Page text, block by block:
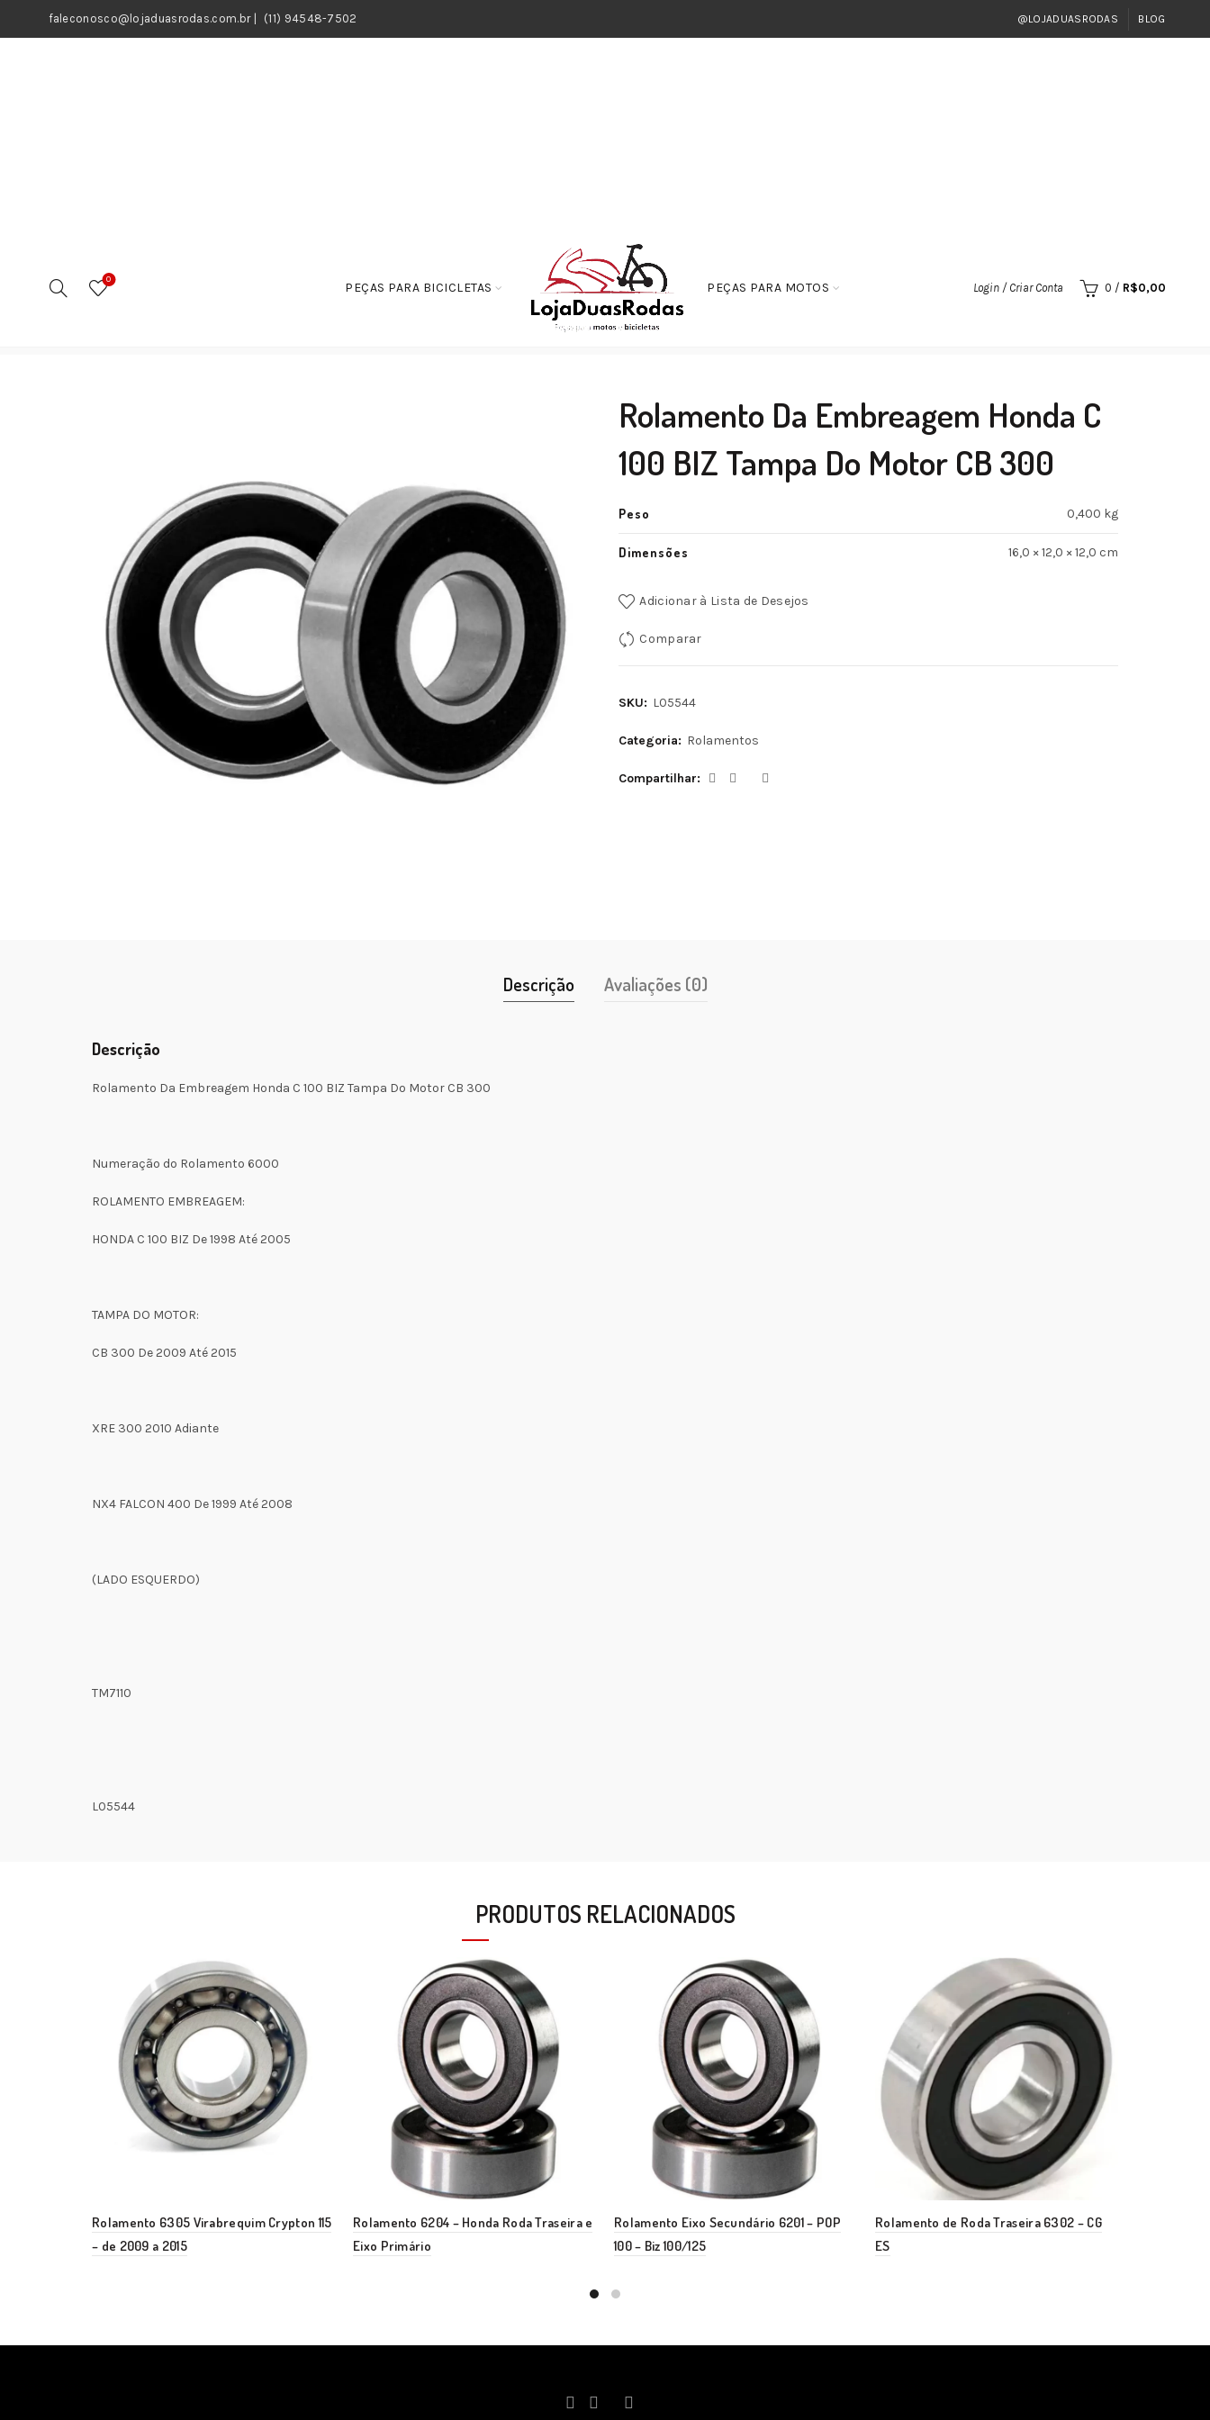
faleconosco@lojaduasrodas.com.br| (11) 94548-7502 @LOJADUASRODAS BLOG
0
PEÇAS PARA BICICLETAS PEÇAS PARA MOTOS Login / Criar Conta 0 / R$0,00
Rolamento Da Embreagem Honda C 100 BIZ Tampa Do Motor CB 300
Rolamento Da Embreagem Honda C
100 BIZ Tampa Do Motor CB 300
Peso 0,400 kg
Dimensões 16,0 × 12,0 × 12,0 cm
Adicionar à Lista de Desejos
Comparar
SKU: L05544
Categoria: Rolamentos
Compartilhar
Descrição Avaliações (0)
Descrição
Rolamento Da Embreagem Honda C 100 BIZ Tampa Do Motor CB 300
Numeração do Rolamento 6000
ROLAMENTO EMBREAGEM:
HONDA C 100 BIZ De 1998 Até 2005
TAMPA DO MOTOR:
CB 300 De 2009 Até 2015
XRE 300 2010 Adiante
NX4 FALCON 400 De 1999 Até 2008
(LADO ESQUERDO)
TM7110
L05544
PRODUTOS RELACIONADOS
Rolamento 6305 Virabrequim Crypton 115
– de 2009 a 2015
Rolamento 6204 – Honda Roda Traseira e
Eixo Primário
Rolamento Eixo Secundário 6201 – POP
100 – Biz 100/125
Rolamento de Roda Traseira 6302 – CG
ES